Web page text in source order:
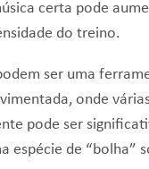
certa pode
do treino.
ser uma
onde
pode ser
espécie de “bolha”